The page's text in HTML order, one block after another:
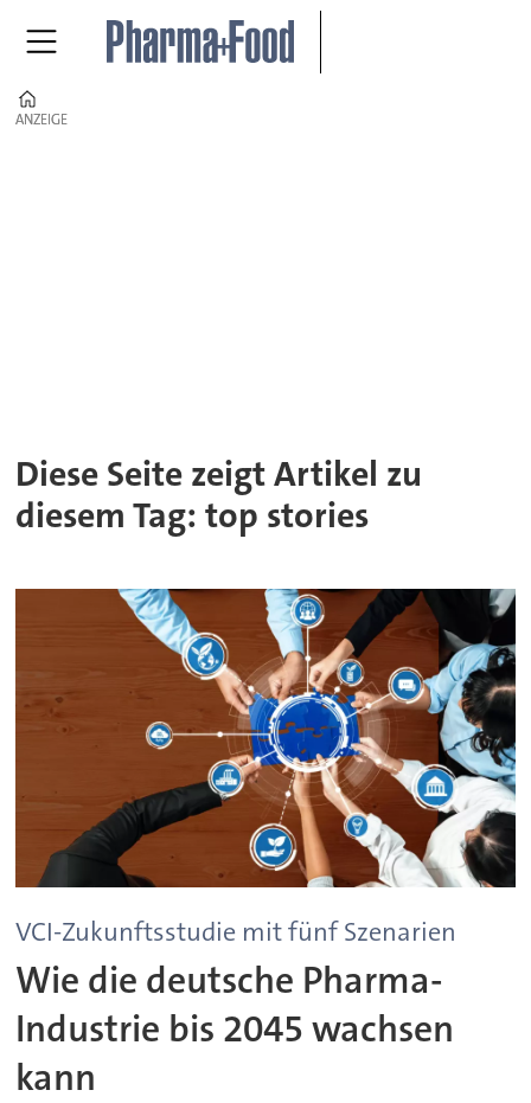
ANZEIGE
ANZEIGE
Diese Seite zeigt Artikel zu
diesem Tag: top stories
VCI-Zukunftsstudie mit fünf Szenarien
Wie die deutsche Pharma-
Industrie bis 2045 wachsen
kann